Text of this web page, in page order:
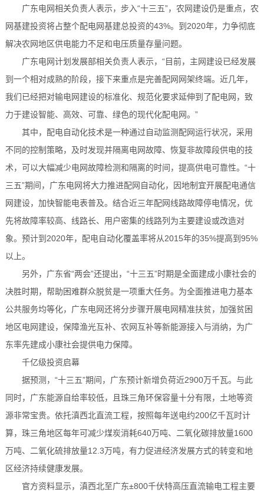
广东电网相关负责人表示，步入“十三五”，农网建设仍是重点，农
网基建投资将占整个配电网基建总投资的43%。到2020年，力争彻底
解决农网地区供电能力不足和电压质量存量问题。
广东电网计划发展部相关负责人表示，“目前，主网建设已经发展
到一个相对成熟的阶段，接下来重点是完善配网网架终端。近几年，
我们已经把对输电网建设的标准化、规范化要求延伸到了配电网，致
力于建设智能、高效、可靠、绿色的现代化配电网。”
其中，配电自动化技术是一种通过自动监测配网运行状况，采用
不同的控制策略，及时发现并隔离电网故障、恢复非故障段供电的技
术，可以大幅减少电网故障检测和隔离的时间，提高供电可靠性。“十
三五”期间，广东电网将大力推进配网自动化，因地制宜开展配电通信
网建设，加快智能电表普及。结合近三年配网线路故障停电情况，优
先将故障率较高、线路长、用户密集的线路列为主要建设或改造对
象。预计到2020年，配电自动化覆盖率将从2015年的35%提高到95%
以上。
另外，广东省“两会”还提出，“十三五”时期是全面建成小康社会的
决胜时期，帮助困难群众脱贫是一项重大任务。为全面推进电力基本
公共服务均等化，广东电网还将分步骤开展电网精准扶贫，加强贫困
地区电网建设，保障渔光互补、农网互补等新能源接入与消纳，为广
东率先建成小康社会提供电力保障。
千亿级投资启幕
据预测，“十三五”期间，广东预计新增负荷近2900万千瓦。与此
同时，广东能源自给率较低，且珠三角环保容量十分有限，土地等资
源非常宝贵。依托滇西北直流工程，按照每年送电约200亿千瓦时计
算，珠三角地区每年可减少煤炭消耗640万吨、二氧化碳排放量1600
万吨、二氧化硫排放量12.3万吨，有力促进经济发展方式的转变和地
区经济持续健康发展。
官方资料显示，滇西北至广东±800千伏特高压直流输电工程主要